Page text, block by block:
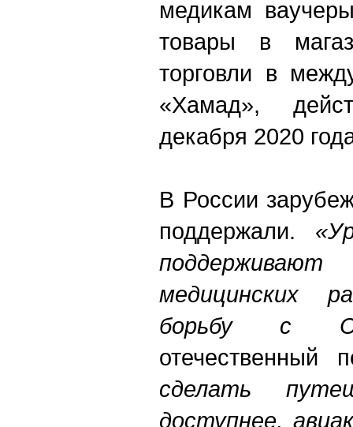
медикам
товары в
торговли в
«Хамад»,
декабря 2020
В России
поддержали.
медицинских
борьбу с
отечественный
сделать
доступнее,